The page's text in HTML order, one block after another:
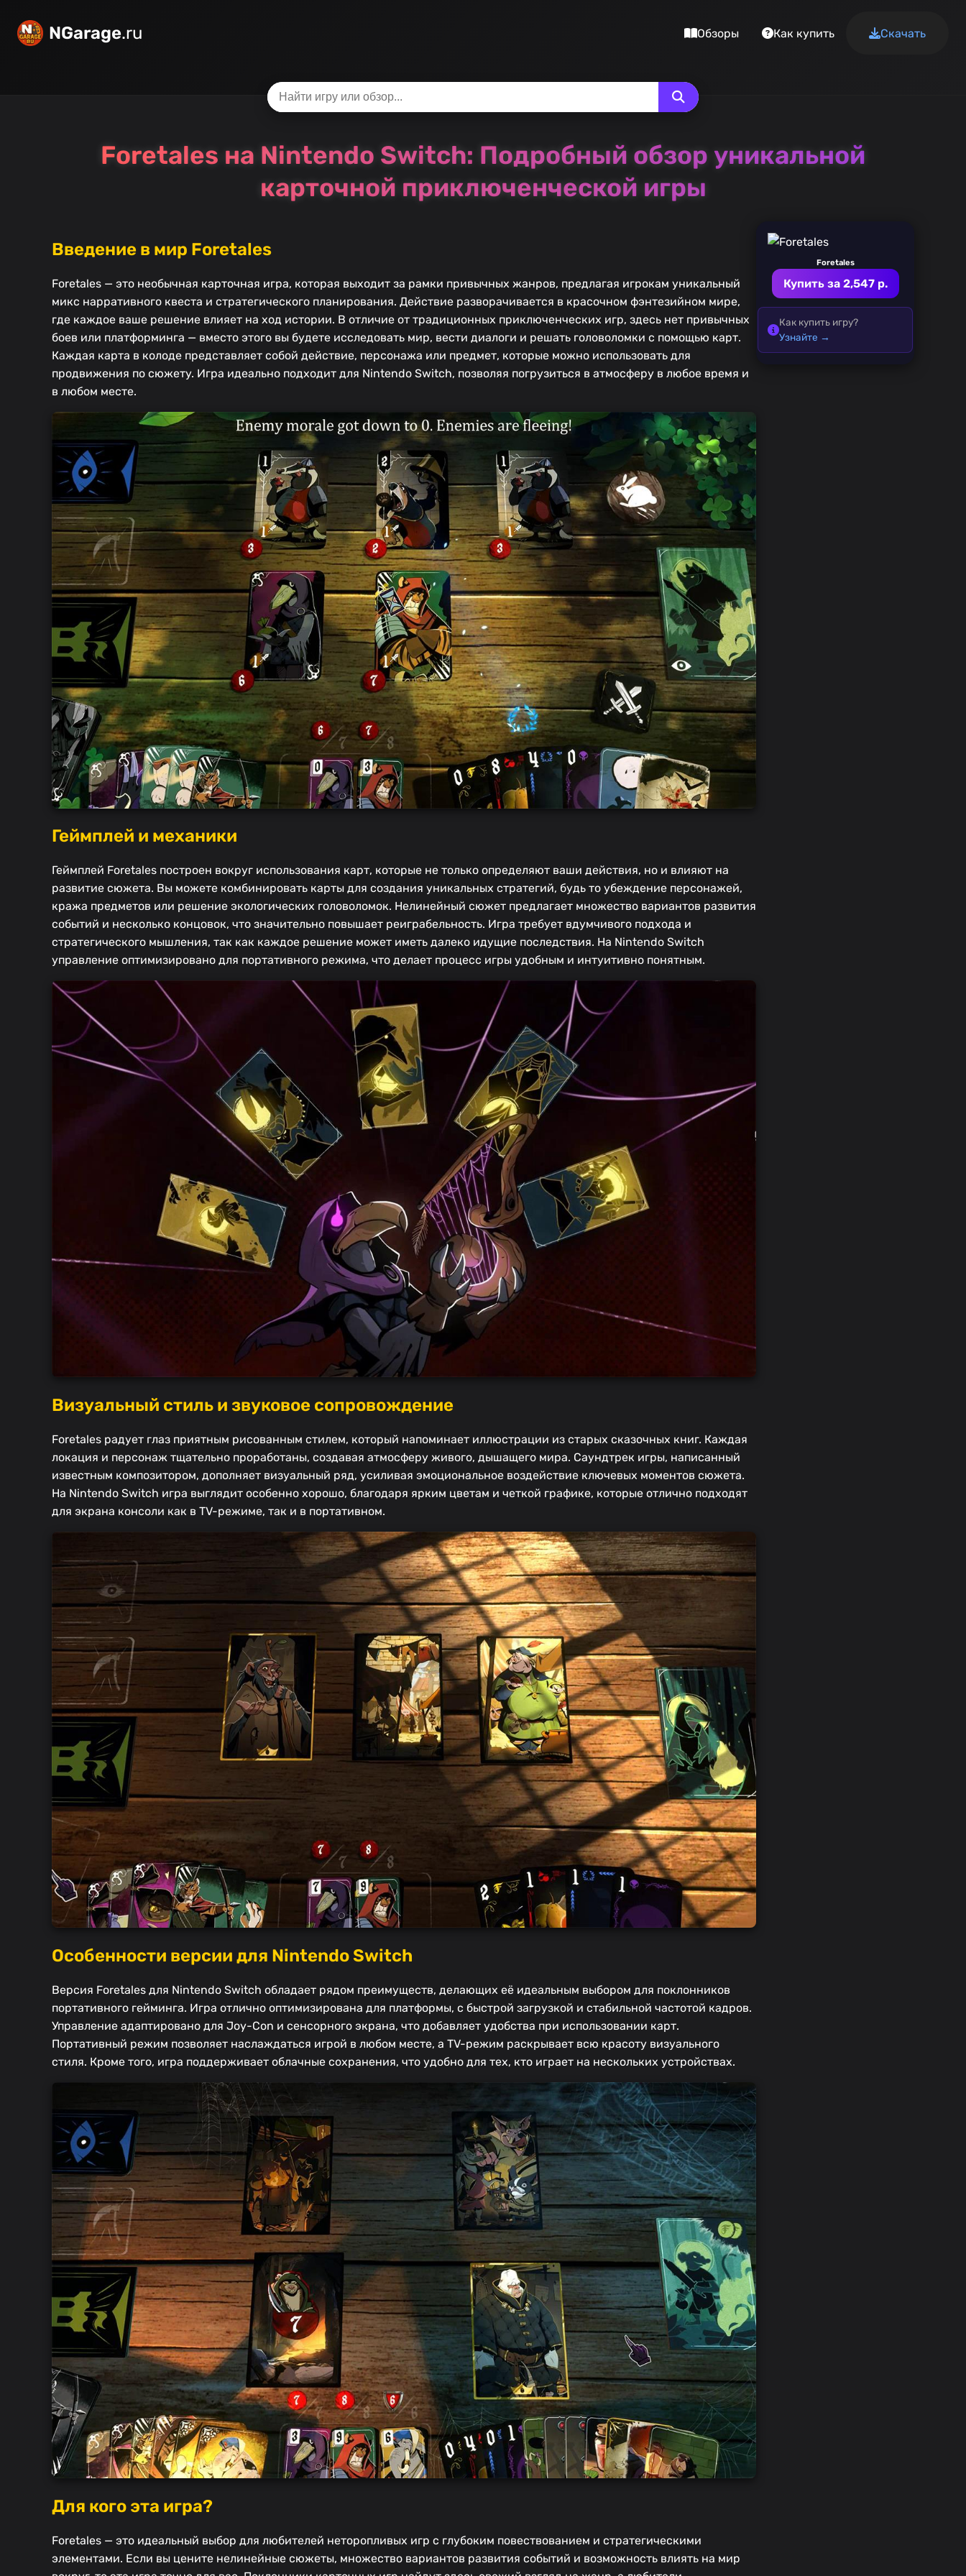
NGarage.ru Обзоры Как купить Скачать
Foretales на Nintendo Switch: Подробный обзор уникальной
карточной приключенческой игры
Введение в мир Foretales
Foretales — это необычная карточная игра, которая выходит за рамки привычных жанров, предлагая игрокам уникальный
микс нарративного квеста и стратегического планирования. Действие разворачивается в красочном фэнтезийном мире,
где каждое ваше решение влияет на ход истории. В отличие от традиционных приключенческих игр, здесь нет привычных
боев или платформинга — вместо этого вы будете исследовать мир, вести диалоги и решать головоломки с помощью карт.
Каждая карта в колоде представляет собой действие, персонажа или предмет, которые можно использовать для
продвижения по сюжету. Игра идеально подходит для Nintendo Switch, позволяя погрузиться в атмосферу в любое время и
в любом месте.
Геймплей и механики
Геймплей Foretales построен вокруг использования карт, которые не только определяют ваши действия, но и влияют на
развитие сюжета. Вы можете комбинировать карты для создания уникальных стратегий, будь то убеждение персонажей,
кража предметов или решение экологических головоломок. Нелинейный сюжет предлагает множество вариантов развития
событий и несколько концовок, что значительно повышает реиграбельность. Игра требует вдумчивого подхода и
стратегического мышления, так как каждое решение может иметь далеко идущие последствия. На Nintendo Switch
управление оптимизировано для портативного режима, что делает процесс игры удобным и интуитивно понятным.
Визуальный стиль и звуковое сопровождение
Foretales радует глаз приятным рисованным стилем, который напоминает иллюстрации из старых сказочных книг. Каждая
локация и персонаж тщательно проработаны, создавая атмосферу живого, дышащего мира. Саундтрек игры, написанный
известным композитором, дополняет визуальный ряд, усиливая эмоциональное воздействие ключевых моментов сюжета.
На Nintendo Switch игра выглядит особенно хорошо, благодаря ярким цветам и четкой графике, которые отлично подходят
для экрана консоли как в TV-режиме, так и в портативном.
Особенности версии для Nintendo Switch
Версия Foretales для Nintendo Switch обладает рядом преимуществ, делающих её идеальным выбором для поклонников
портативного гейминга. Игра отлично оптимизирована для платформы, с быстрой загрузкой и стабильной частотой кадров.
Управление адаптировано для Joy-Con и сенсорного экрана, что добавляет удобства при использовании карт.
Портативный режим позволяет наслаждаться игрой в любом месте, а TV-режим раскрывает всю красоту визуального
стиля. Кроме того, игра поддерживает облачные сохранения, что удобно для тех, кто играет на нескольких устройствах.
Для кого эта игра?
Foretales — это идеальный выбор для любителей неторопливых игр с глубоким повествованием и стратегическими
элементами. Если вы цените нелинейные сюжеты, множество вариантов развития событий и возможность влиять на мир
Foretales
Купить за 2,547 р.
Как купить игру?
Узнайте →